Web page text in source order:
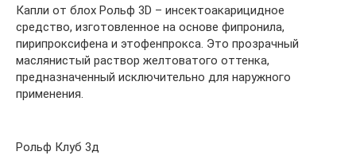
Капли от блох Рольф 3D – инсектоакарицидное
средство, изготовленное на основе фипронила,
пирипроксифена и этофенпрокса. Это прозрачный
маслянистый раствор желтоватого оттенка,
предназначенный исключительно для наружного
применения.
Рольф Клуб 3д